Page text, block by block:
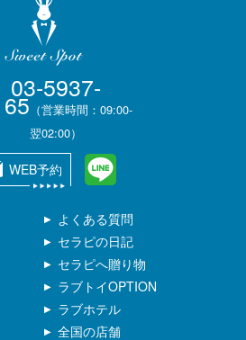
03-5937-
（営業時間：09:00-
翌02:00）
WEB予約
ラブホテル
全国の店舗
よくある質問
セラピの日記
セラピへ贈り物
ラブトイOPTION